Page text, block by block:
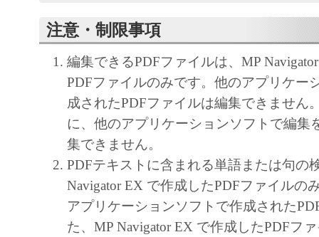
といいます。）に対し、本ソフトウェ
独占的権利を許諾します。
ユーザーは、本ソフトウェアの全部ま
改変、リバース・エンジニアリング、
は逆アセンブル等することはできませ
キヤノン、キヤノンマーケティングジ
よびキヤノンのライセンサーは、本ソ
ザーの特定の目的のために適当である
用であること、または本ソフトウェア
注意・制限事項
編集できるPDFファイルは、MP
PDFファイルのみです。他のアプリケー
成されたPDFファイルは編集できません
に、他のアプリケーションソフトで編集
集できません。
PDFテキストに含まれる単語または句の
Navigator EX で作成したPDFファイルの
アプリケーションソフトで作成された
た、MP Navigator EX で作成したPDFフ